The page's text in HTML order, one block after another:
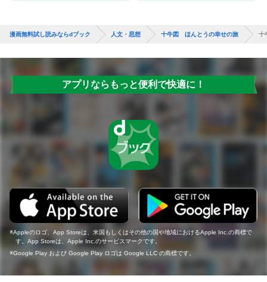
漫画無料試し読みならdブック 人文・思想 十牛図 ほんとうの幸せの旅 十
アプリならもっと便利で快適に！
Appleのロゴ、App Storeは、米国もしくはその他の国や地域におけるApple Inc.の商標で
す。App Storeは、Apple Inc.のサービスマークです。
Google Play および Google Play ロゴは Google LLC の商標です。